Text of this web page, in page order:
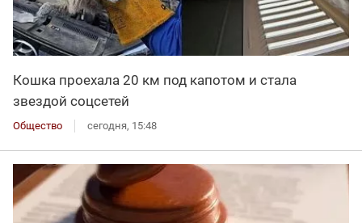
Кошка проехала 20 км под капотом и стала
звездой соцсетей
Общество сегодня, 15:48